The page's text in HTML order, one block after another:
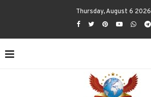
Thursday, August 6 2026